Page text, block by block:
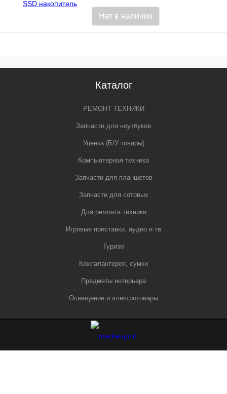
Нет в наличии
Каталог
РЕМОНТ ТЕХНИКИ
Запчасти для ноутбуков
Уценка (Б/У товары)
Компьютерная техника
Запчасти для планшетов
Запчасти для сотовых
Для ремонта техники
Игровые приставки, аудио и тв
Туризм
Кожгалантерея, сумки
Предметы интерьера
Освещение и электротовары